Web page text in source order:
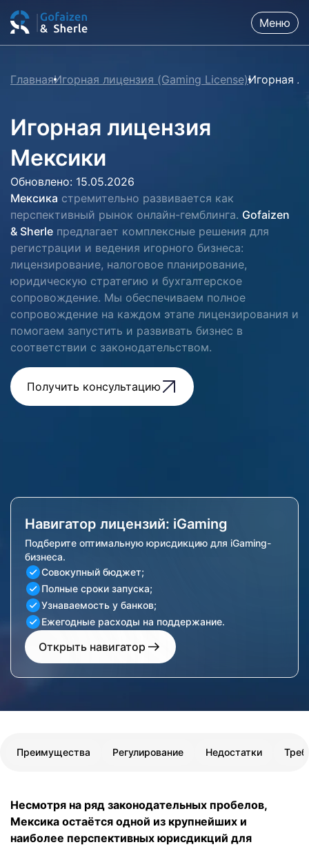
Меню
ГлавнаяИгорная лицензия (Gaming License)Игорная
Игорная лицензия
Мексики
Обновлено: 15.05.2026
Мексика стремительно развивается как
перспективный рынок онлайн-гемблинга. Gofaizen
& Sherle предлагает комплексные решения для
регистрации и ведения игорного бизнеса:
лицензирование, налоговое планирование,
юридическую стратегию и бухгалтерское
сопровождение. Мы обеспечиваем полное
сопровождение на каждом этапе лицензирования и
помогаем запустить и развивать бизнес в
соответствии с законодательством.
Получить консультацию
Навигатор лицензий: iGaming
Подберите оптимальную юрисдикцию для iGaming-
бизнеса.
Совокупный бюджет;
Полные сроки запуска;
Узнаваемость у банков;
Ежегодные расходы на поддержание.
Открыть навигатор
Преимущества Регулирование Недостатки
Несмотря на ряд законодательных пробелов,
Мексика остаётся одной из крупнейших и
наиболее перспективных юрисдикций для